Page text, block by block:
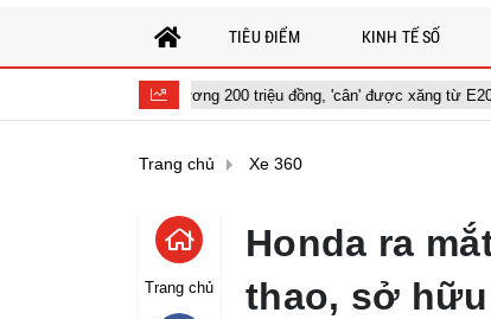
tương đương 200 triệu đồng, 'cân' được xăng từ E20 đến E100
TIÊU ĐIỂM KINH TẾ SỐ
Trang chủ Xe 360
Trang chủ
Honda ra
thao, sở